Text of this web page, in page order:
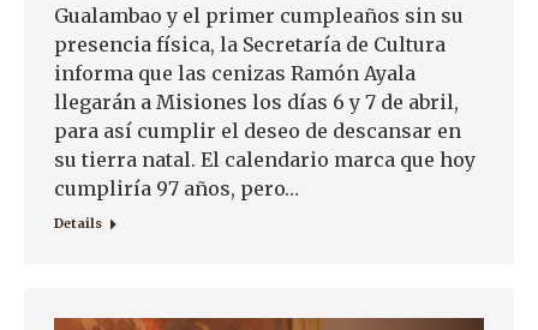
Gualambao y el primer cumpleaños sin su
presencia física, la Secretaría de Cultura
informa que las cenizas Ramón Ayala
llegarán a Misiones los días 6 y 7 de abril,
para así cumplir el deseo de descansar en
su tierra natal. El calendario marca que hoy
cumpliría 97 años, pero…
Details